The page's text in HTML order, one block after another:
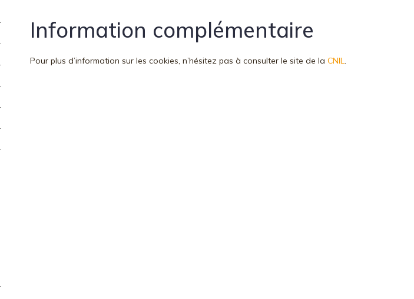
Information complémentaire
Pour plus d’information sur les cookies, n’hésitez pas à consulter le site de la CNIL.